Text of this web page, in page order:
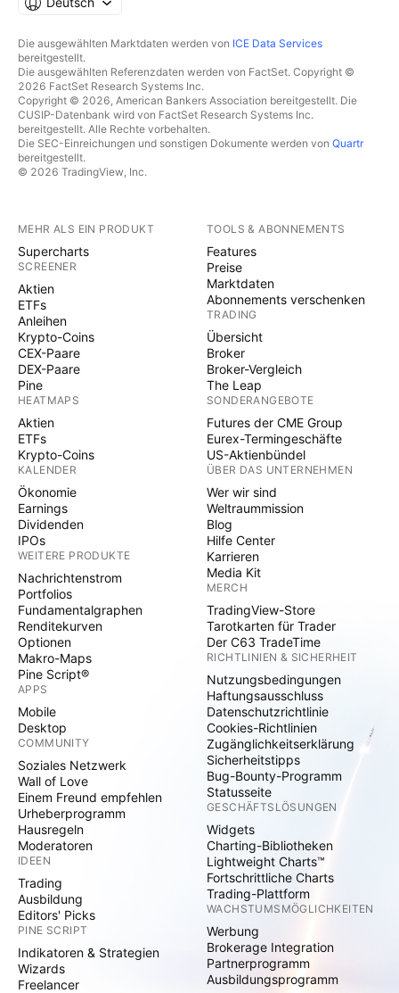
Die ausgewählten Marktdaten werden von ICE Data Services
bereitgestellt.
Die ausgewählten Referenzdaten werden von FactSet. Copyright ©
2026 FactSet Research Systems Inc.
Copyright © 2026, American Bankers Association bereitgestellt. Die
CUSIP-Datenbank wird von FactSet Research Systems Inc.
bereitgestellt. Alle Rechte vorbehalten.
Die SEC-Einreichungen und sonstigen Dokumente werden von Quartr
bereitgestellt.
© 2026 TradingView, Inc.
MEHR ALS EIN PRODUKT
Supercharts
SCREENER
Aktien
ETFs
Anleihen
Krypto-Coins
CEX-Paare
DEX-Paare
Pine
HEATMAPS
Aktien
ETFs
Krypto-Coins
KALENDER
Ökonomie
Earnings
Dividenden
IPOs
WEITERE PRODUKTE
Nachrichtenstrom
Portfolios
Fundamentalgraphen
Renditekurven
Optionen
Makro-Maps
Pine Script®
APPS
Mobile
Desktop
COMMUNITY
Soziales Netzwerk
Wall of Love
Einem Freund empfehlen
Urheberprogramm
Hausregeln
Moderatoren
IDEEN
Trading
Ausbildung
Editors' Picks
PINE SCRIPT
Indikatoren & Strategien
Wizards
Freelancer
TOOLS & ABONNEMENTS
Features
Preise
Marktdaten
Abonnements verschenken
TRADING
Übersicht
Broker
Broker-Vergleich
The Leap
SONDERANGEBOTE
Futures der CME Group
Eurex-Termingeschäfte
US-Aktienbündel
ÜBER DAS UNTERNEHMEN
Wer wir sind
Weltraummission
Blog
Hilfe Center
Karrieren
Media Kit
MERCH
TradingView-Store
Tarotkarten für Trader
Der C63 TradeTime
RICHTLINIEN & SICHERHEIT
Nutzungsbedingungen
Haftungsausschluss
Datenschutzrichtlinie
Cookies-Richtlinien
Zugänglichkeitserklärung
Sicherheitstipps
Bug-Bounty-Programm
Statusseite
GESCHÄFTSLÖSUNGEN
Widgets
Charting-Bibliotheken
Lightweight Charts™
Fortschrittliche Charts
Trading-Plattform
WACHSTUMSMÖGLICHKEITEN
Werbung
Brokerage Integration
Partnerprogramm
Ausbildungsprogramm